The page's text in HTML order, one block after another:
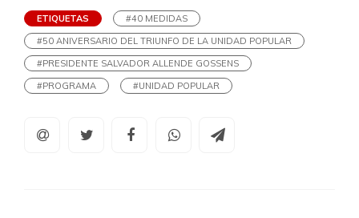
ETIQUETAS
#40 MEDIDAS
#50 ANIVERSARIO DEL TRIUNFO DE LA UNIDAD POPULAR
#PRESIDENTE SALVADOR ALLENDE GOSSENS
#PROGRAMA
#UNIDAD POPULAR